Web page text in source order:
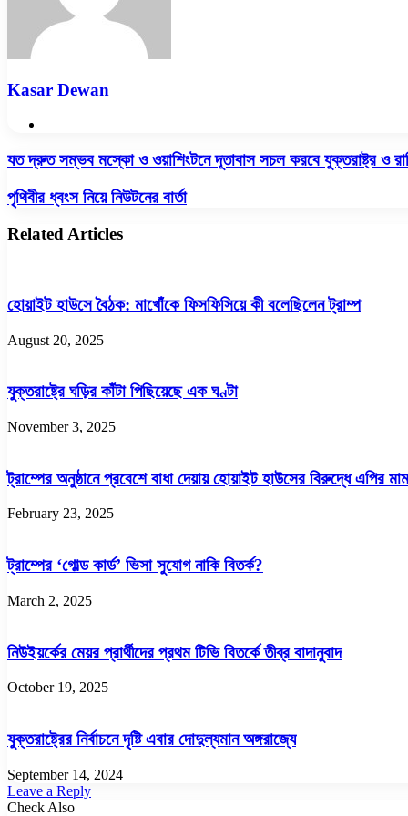
Kasar Dewan
যত
সম্ভব
মস্কো
ওয়াশিংটনে
যুক্তরাষ্ট্র
রাশিয়া
যত দ্রুত সম্ভব মস্কো ও ওয়াশিংটনে দূতাবাস সচল করবে যুক্তরাষ্ট্র ও
পৃথিবীর
ধ্বংস
নিয়ে
নিউটনের
পৃথিবীর ধ্বংস নিয়ে নিউটনের বার্তা
Related Articles
হোয়াইট হাউসে বৈঠক: মাখোঁকে ফিসফিসিয়ে কী বলেছিলেন ট্রাম্প
August 20, 2025
যুক্তরাষ্ট্রে ঘড়ির কাঁটা পিছিয়েছে এক ঘণ্টা
November 3, 2025
ট্রাম্পের অনুষ্ঠানে প্রবেশে বাধা দেয়ায় হোয়াইট হাউসের বিরুদ্ধে এপির
February 23, 2025
ট্রাম্পের ‘গোল্ড কার্ড’ ভিসা সুযোগ নাকি বিতর্ক?
March 2, 2025
নিউইয়র্কের মেয়র প্রার্থীদের প্রথম টিভি বিতর্কে তীব্র বাদানুবাদ
October 19, 2025
যুক্তরাষ্ট্রের নির্বাচনে দৃষ্টি এবার দোদুল্যমান অঙ্গরাজ্যে
September 14, 2024
Leave a Reply
Check Also